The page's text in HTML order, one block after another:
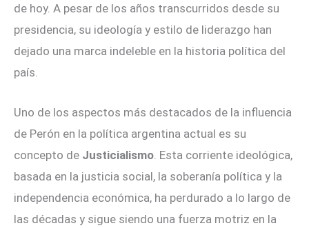
de hoy. A pesar de los años transcurridos desde su
presidencia, su ideología y estilo de liderazgo han
dejado una marca indeleble en la historia política del
país.
Uno de los aspectos más destacados de la influencia
de Perón en la política argentina actual es su
concepto de Justicialismo. Esta corriente ideológica,
basada en la justicia social, la soberanía política y la
independencia económica, ha perdurado a lo largo de
las décadas y sigue siendo una fuerza motriz en la